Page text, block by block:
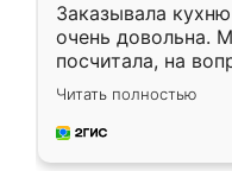
Заказывала
очень довольна.
посчитала, на
Замерщик
делу со всей
за день, ребята
Читать полностью